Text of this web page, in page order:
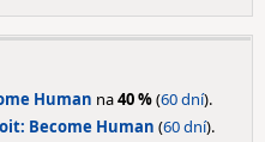
Human na40 %(60 dní).
Become Human (60 dní).